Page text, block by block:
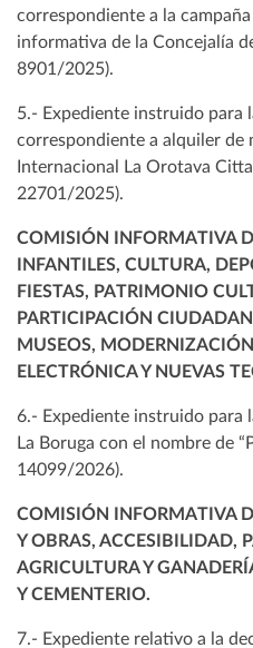
correspondiente a la
informativa de la Concejalía
8901/2025).
5.- Expediente instruido para
correspondiente a alquiler de
Internacional La Orotava
22701/2025).
COMISIÓN INFORMATIVA
INFANTILES, CULTURA,
FIESTAS, PATRIMONIO
PARTICIPACIÓN
MUSEOS,
ELECTRÓNICA Y NUEVAS
6.- Expediente instruido para
La Boruga con el nombre de
14099/2026).
COMISIÓN INFORMATIVA
Y OBRAS, ACCESIBILIDAD,
AGRICULTURA Y
Y CEMENTERIO.
7.- Expediente relativo a la